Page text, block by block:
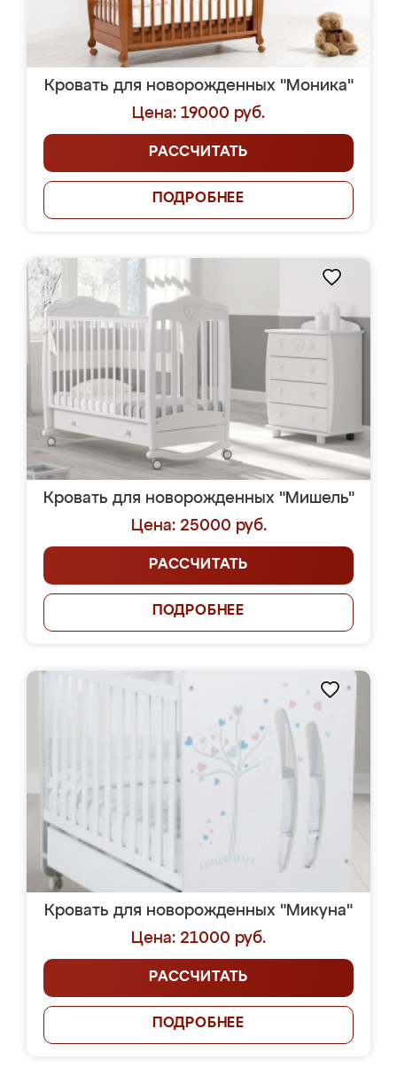
Кровать для новорожденных "Моника"
Цена: 19000 руб.
РАССЧИТАТЬ
ПОДРОБНЕЕ
Кровать для новорожденных "Мишель"
Цена: 25000 руб.
РАССЧИТАТЬ
ПОДРОБНЕЕ
Кровать для новорожденных "Микуна"
Цена: 21000 руб.
РАССЧИТАТЬ
ПОДРОБНЕЕ